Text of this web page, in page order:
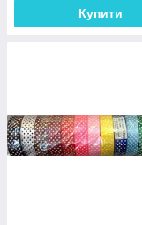
Купити